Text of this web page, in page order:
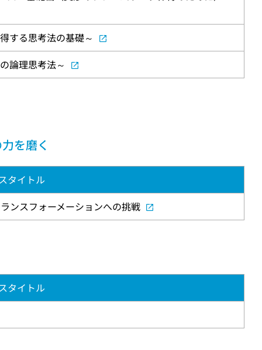
する思考法の基礎～
論理思考法～
を磨く
タイトル
ンスフォーメーションへの挑戦
タイトル